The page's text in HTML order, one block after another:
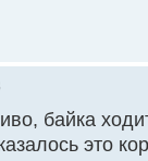
байка
это